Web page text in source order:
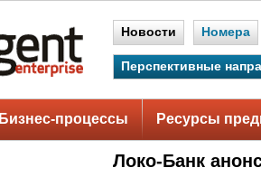
Новости Номера
Перспективные
Бизнес-процессы Ресурсы
Локо-Банк